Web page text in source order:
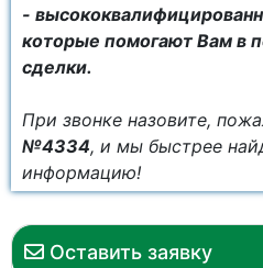
Оставить заявку
-
которые помогают Вам в
сделки.
При звонке назовите,
№4334, и мы быстрее
информацию!